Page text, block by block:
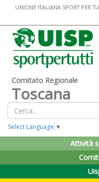
UNIONE ITALIANA SPORT PER
Comitato Regionale
Toscana
Select Language ▼
Attività